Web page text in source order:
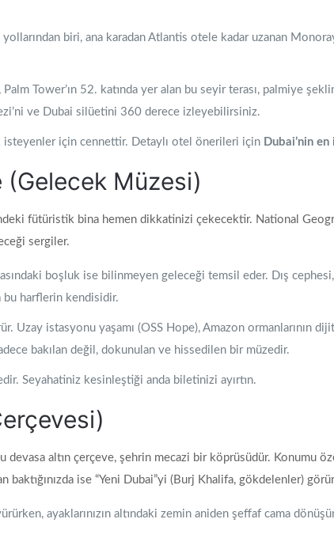
biri, ana karadan Atlantis otele kadar uzanan
Palm Tower’ın 52. katında yer alan bu seyir terası, palmiye
ve Dubai silüetini 360 derece izleyebilirsiniz.
isteyenler için cennettir. Detaylı otel önerileri için Dubai’nin
Müzesi)
fütüristik bina hemen dikkatinizi çekecektir. National
sergiler.
boşluk ise bilinmeyen geleceği temsil eder. Dış
bu harflerin kendisidir.
Uzay istasyonu yaşamı (OSS Hope), Amazon ormanlarının
bakılan değil, dokunulan ve hissedilen bir müzedir.
Seyahatiniz kesinleştiği anda biletinizi ayırtın.
altın çerçeve, şehrin mecazi bir köprüsüdür. Konumu
baktığınızda ise “Yeni Dubai”yi (Burj Khalifa, gökdelenler)
ayaklarınızın altındaki zemin aniden şeffaf cama